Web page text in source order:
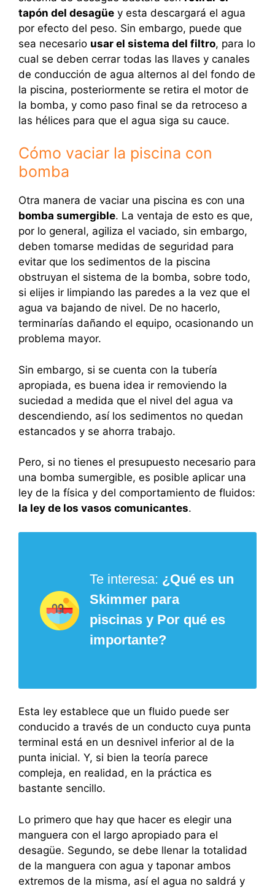
tapón del desagüe y esta descargará el agua
por efecto del peso. Sin embargo, puede que
sea necesario usar el sistema del filtro, para lo
cual se deben cerrar todas las llaves y canales
de conducción de agua alternos al del fondo de
la piscina, posteriormente se retira el motor de
la bomba, y como paso final se da retroceso a
las hélices para que el agua siga su cauce.
Cómo vaciar la piscina con
bomba
Otra manera de vaciar una piscina es con una
bomba sumergible. La ventaja de esto es que,
por lo general, agiliza el vaciado, sin embargo,
deben tomarse medidas de seguridad para
evitar que los sedimentos de la piscina
obstruyan el sistema de la bomba, sobre todo,
si elijes ir limpiando las paredes a la vez que el
agua va bajando de nivel. De no hacerlo,
terminarías dañando el equipo, ocasionando un
problema mayor.
Sin embargo, si se cuenta con la tubería
apropiada, es buena idea ir removiendo la
suciedad a medida que el nivel del agua va
descendiendo, así los sedimentos no quedan
estancados y se ahorra trabajo.
Pero, si no tienes el presupuesto necesario para
una bomba sumergible, es posible aplicar una
ley de la física y del comportamiento de fluidos:
la ley de los vasos comunicantes.
Te interesa: ¿Qué es un
Skimmer para
piscinas y Por qué es
importante?
Esta ley establece que un fluido puede ser
conducido a través de un conducto cuya punta
terminal está en un desnivel inferior al de la
punta inicial. Y, si bien la teoría parece
compleja, en realidad, en la práctica es
bastante sencillo.
Lo primero que hay que hacer es elegir una
manguera con el largo apropiado para el
desagüe. Segundo, se debe llenar la totalidad
de la manguera con agua y taponar ambos
extremos de la misma, así el agua no saldrá y